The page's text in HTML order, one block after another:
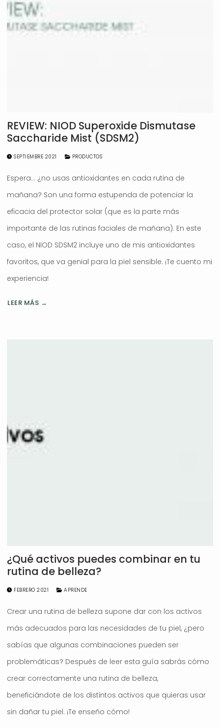
REVIEW: NIOD Superoxide Dismutase
Saccharide Mist (SDSM2)
SEPTIEMBRE 2021 PRODUCTOS
Espera… ¿no usas antioxidantes en cada rutina de
mañana? Son una forma estupenda de potenciar la
eficacia del protector solar (que es la parte más
importante de las rutinas faciales de mañana). En este
caso, el NIOD SDSM2 incluye uno de mis antioxidantes
favoritos, que va genial para la piel sensible. ¡Te cuento mi
experiencia!
LEER MÁS →
¿Qué activos puedes combinar en tu
rutina de belleza?
FEBRERO 2021 APRENDE
Crear una rutina de belleza supone dar con los activos
más adecuados para las necesidades de tu piel, ¿pero
sabías que algunas combinaciones pueden ser
problemáticas? Después de leer esta guía sabrás cómo
crear correctamente una rutina de belleza,
beneficiándote de los distintos activos que quieras usar
sin dañar tu piel. ¡Te enseño cómo!